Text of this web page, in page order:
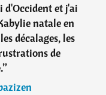
d'Occident et j'ai
natale en
décalages, les
de
”